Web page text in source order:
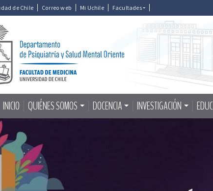
de Chile Correo web Mi Uchile Facultades
INICIO QUIÉNES SOMOS DOCENCIA INVESTIGACIÓN